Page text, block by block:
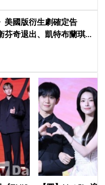
美國版衍生劇確定告
芬奇退出、凱特布蘭琪